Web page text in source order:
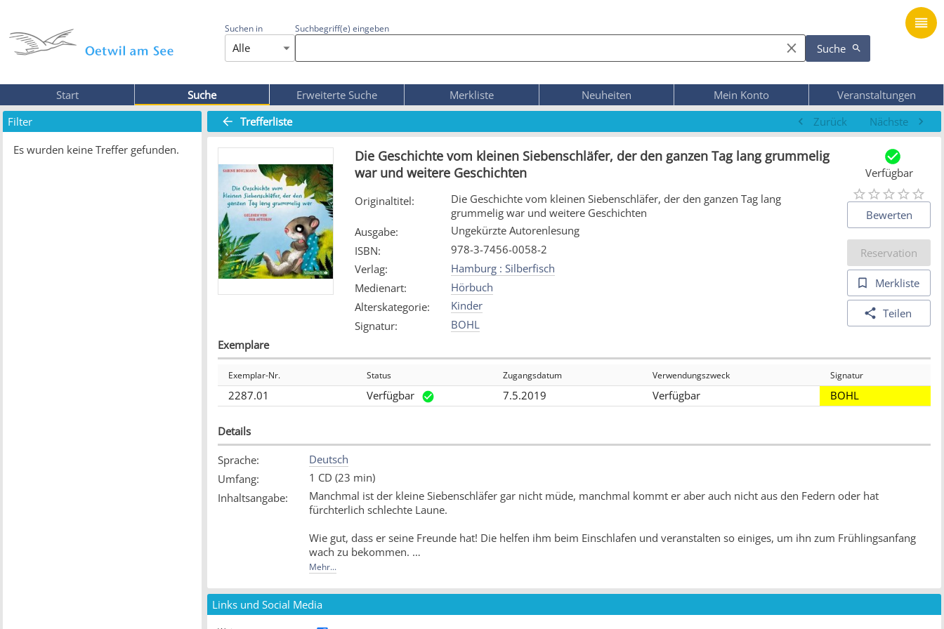
Suchen in
Alle
Suchbegriff(e) eingeben
Suche
Start Suche Erweiterte Suche Merkliste Neuheiten Mein Konto
Veranstaltungen
Filter
Es wurden keine Treffer gefunden.
Trefferliste Zurück Nächste
Die Geschichte vom kleinen Siebenschläfer, der den ganzen Tag lang grummelig
war und weitere Geschichten
Originaltitel:
Die Geschichte vom kleinen Siebenschläfer, der den ganzen Tag lang
grummelig war und weitere Geschichten
Ausgabe:
Ungekürzte Autorenlesung
ISBN:
978-3-7456-0058-2
Verlag:
Hamburg : Silberfisch
Medienart:
Hörbuch
Alterskategorie:
Kinder
Signatur: BOHL
Verfügbar
Bewerten
Reservation
Merkliste
Teilen
Exemplare
Exemplar-Nr. Status Zugangsdatum Verwendungszweck Signatur
2287.01 Verfügbar 7.5.2019 Verfügbar BOHL
Details
Sprache:
Deutsch
Umfang:
1 CD (23 min)
Inhaltsangabe:
Manchmal ist der kleine Siebenschläfer gar nicht müde, manchmal kommt er aber auch nicht aus den Federn oder hat
fürchterlich schlechte Laune.
Wie gut, dass er seine Freunde hat! Die helfen ihm beim Einschlafen und veranstalten so einiges, um ihn zum Frühlingsanfang
wach zu bekommen.
[Quelle: Buchhaus.ch, bearbeitet mit ChatGPT]
Mehr...
Links und Social Media